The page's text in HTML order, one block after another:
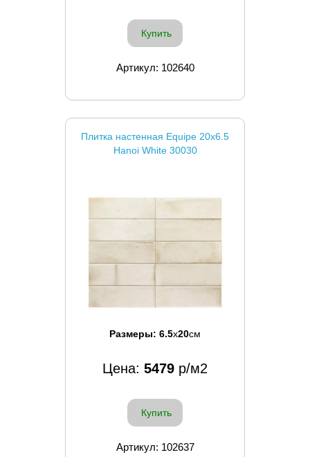
Купить
Артикул: 102640
Плитка настенная Equipe 20x6.5
Hanoi White 30030
Размеры: 6.5x20см
Цена: 5479 р/м2
Купить
Артикул: 102637